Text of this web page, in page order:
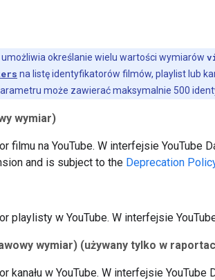
umożliwia określanie wielu wartości wymiarów
na listę identyfikatorów filmów, playlist lub
może zawierać maksymalnie 500
wymiar)
filmu na YouTube. W interfejsie YouTube
and is subject to the Deprecation
playlisty w YouTube. W interfejsie
wymiar) (używany tylko w
kanału w YouTube. W interfejsie